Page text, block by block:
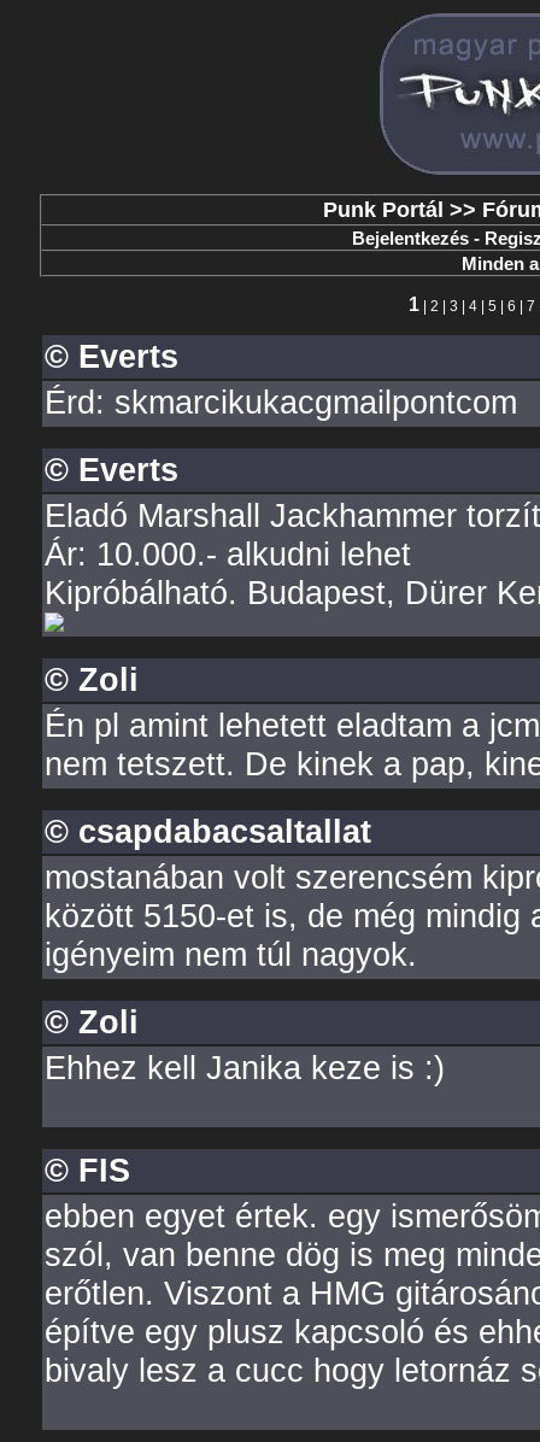
Punk Portál >>
Bejelentkezés -
Minden
1
2 3 4 5 6 7
© Everts
Érd: skmarcikukacgmailpontcom
© Everts
Eladó Marshall Jackhammer
Ár: 10.000.- alkudni lehet
Kipróbálható. Budapest, Dürer
© Zoli
Én pl amint lehetett eladtam a
nem tetszett. De kinek a pap,
© csapdabacsaltallat
mostanában volt szerencsém
között 5150-et is, de még mindig
igényeim nem túl nagyok.
© Zoli
Ehhez kell Janika keze is :)
© FIS
ebben egyet értek. egy
szól, van benne dög is meg
erőtlen. Viszont a HMG
építve egy plusz kapcsoló és
bivaly lesz a cucc hogy letornáz